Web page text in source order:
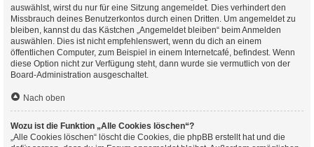
auswählst, wirst du nur für eine Sitzung angemeldet. Dies verhindert den
Missbrauch deines Benutzerkontos durch einen Dritten. Um angemeldet zu
bleiben, kannst du das Kästchen „Angemeldet bleiben“ beim Anmelden
auswählen. Dies ist nicht empfehlenswert, wenn du dich an einem
öffentlichen Computer, zum Beispiel in einem Internetcafé, befindest. Wenn
diese Option nicht zur Verfügung steht, dann wurde sie vermutlich von der
Board-Administration ausgeschaltet.
Nach oben
Wozu ist die Funktion „Alle Cookies löschen“?
„Alle Cookies löschen“ löscht die Cookies, die phpBB erstellt hat und die